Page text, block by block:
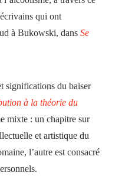
qui ont
à Bukowski, dans Se
significations du baiser
à la théorie du
mixte : un chapitre sur
et artistique du
l’autre est consacré